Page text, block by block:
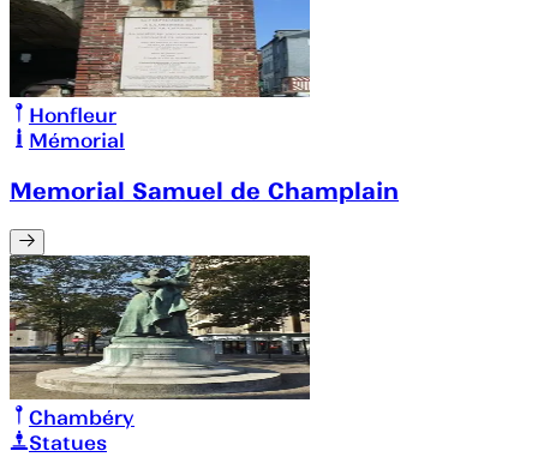
Honfleur
Mémorial
Memorial Samuel de Champlain
Chambéry
Statues